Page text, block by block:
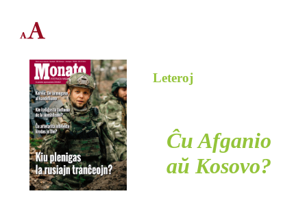
Leteroj
Ĉu Afganio
aŭ Kosovo?